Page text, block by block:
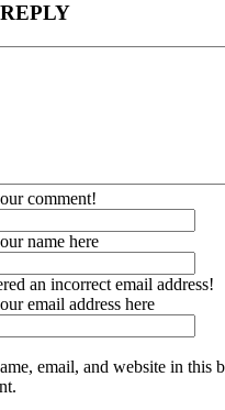
comment!
name here
an incorrect email address!
email address here
email, and website in this